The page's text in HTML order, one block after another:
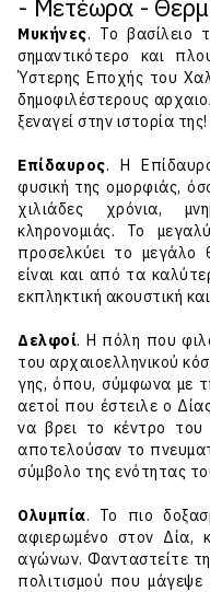
- Μετέωρα -
Μυκήνες. Το βασίλειο
σημαντικότερο και
Ύστερης Εποχής του
δημοφιλέστερους
ξεναγεί στην ιστορία της!
Επίδαυρος. Η
φυσική της ομορφιάς,
χιλιάδες χρόνια,
κληρονομιάς. Το
προσελκύει το μεγάλο
είναι και από τα
εκπληκτική ακουστική
Δελφοί. Η πόλη που
του αρχαιοελληνικού
γης, όπου, σύμφωνα με
αετοί που έστειλε ο
να βρει το κέντρο του
αποτελούσαν το
σύμβολο της ενότητας
Ολυμπία. Το πιο
αφιερωμένο στον Δία,
αγώνων. Φανταστείτε
πολιτισμού που μάγεψε